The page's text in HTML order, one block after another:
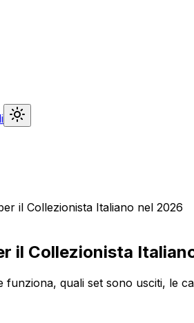
il Collezionista Italiano nel 2026
il Collezionista
quali set sono usciti, le